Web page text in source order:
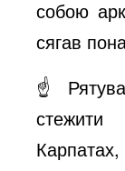
собою
сягав
☝️
Карпатах,